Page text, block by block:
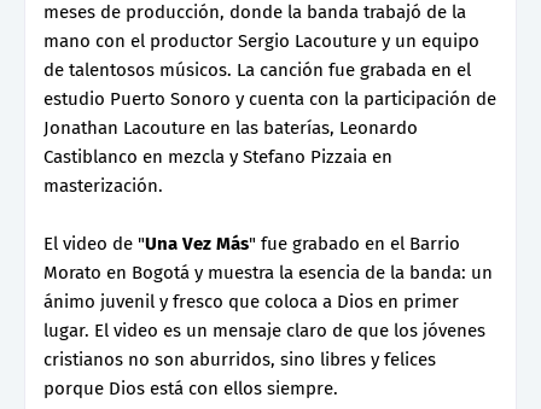
meses de producción, donde la banda trabajó de la
mano con el productor Sergio Lacouture y un equipo
de talentosos músicos. La canción fue grabada en el
estudio Puerto Sonoro y cuenta con la participación de
Jonathan Lacouture en las baterías, Leonardo
Castiblanco en mezcla y Stefano Pizzaia en
masterización.
El video de "Una Vez Más" fue grabado en el Barrio
Morato en Bogotá y muestra la esencia de la banda: un
ánimo juvenil y fresco que coloca a Dios en primer
lugar. El video es un mensaje claro de que los jóvenes
cristianos no son aburridos, sino libres y felices
porque Dios está con ellos siempre.